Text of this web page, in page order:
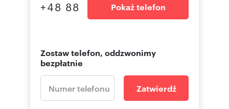
+48 88 Pokaż telefon
Zostaw telefon, oddzwonimy
bezpłatnie
Zatwierdź